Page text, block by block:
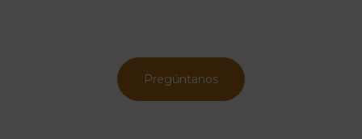
Pregúntanos